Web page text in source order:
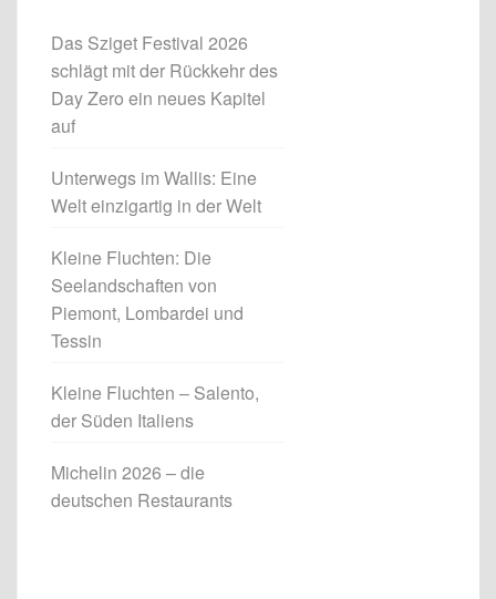
Das Sziget Festival 2026
schlägt mit der Rückkehr des
Day Zero ein neues Kapitel
auf
Unterwegs im Wallis: Eine
Welt einzigartig in der Welt
Kleine Fluchten: Die
Seelandschaften von
Piemont, Lombardei und
Tessin
Kleine Fluchten – Salento,
der Süden Italiens
Michelin 2026 – die
deutschen Restaurants